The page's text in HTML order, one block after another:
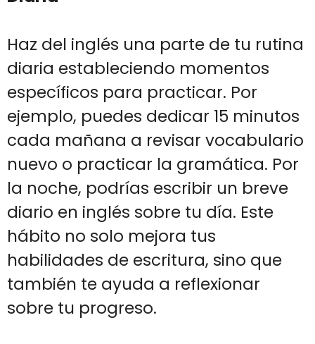
Haz del inglés una parte de tu rutina
diaria estableciendo momentos
específicos para practicar. Por
ejemplo, puedes dedicar 15 minutos
cada mañana a revisar vocabulario
nuevo o practicar la gramática. Por
la noche, podrías escribir un breve
diario en inglés sobre tu día. Este
hábito no solo mejora tus
habilidades de escritura, sino que
también te ayuda a reflexionar
sobre tu progreso.